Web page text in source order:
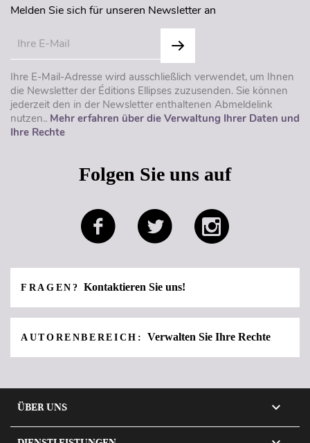
Melden Sie sich für unseren Newsletter an
Ihre E-Mail-Adresse wird ausschließlich verwendet, um Ihnen
die Newsletter der Éditions Ellipses zuzusenden. Sie können
jederzeit den in der Newsletter enthaltenen Abmeldelink
nutzen.. Mehr erfahren über die Verwaltung Ihrer Daten und
Ihre Rechte
Folgen Sie uns auf
FRAGEN?Kontaktieren Sie uns!
AUTORENBEREICH:Verwalten Sie Ihre Rechte
ÜBER UNS 